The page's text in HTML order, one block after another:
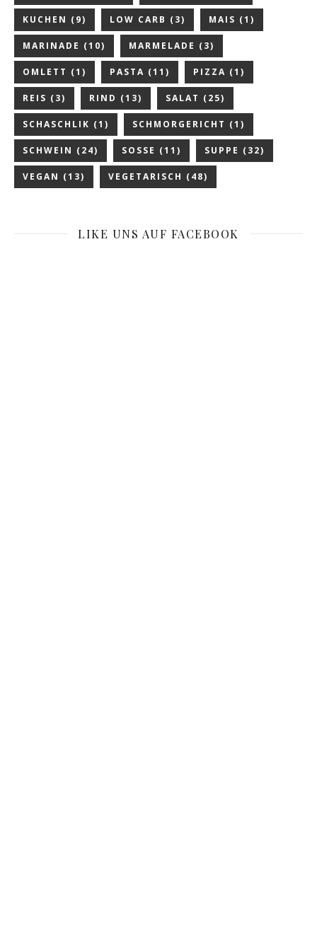
KUCHEN (9) LOW CARB (3) MAIS (1)
MARINADE (10) MARMELADE (3)
OMLETT (1) PASTA (11) PIZZA (1)
REIS (3) RIND (13) SALAT (25)
SCHASCHLIK (1) SCHMORGERICHT (1)
SCHWEIN (24) SOSSE (11) SUPPE (32)
VEGAN (13) VEGETARISCH (48)
LIKE UNS AUF FACEBOOK